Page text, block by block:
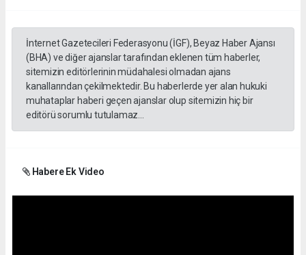
İnternet Gazetecileri Federasyonu (İGF), Beyaz Haber Ajansı
(BHA) ve diğer ajanslar tarafından eklenen tüm haberler,
sitemizin editörlerinin müdahalesi olmadan ajans
kanallarından çekilmektedir. Bu haberlerde yer alan hukuki
muhataplar haberi geçen ajanslar olup sitemizin hiç bir
editörü sorumlu tutulamaz...
Habere Ek Video